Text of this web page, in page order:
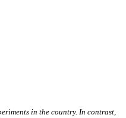
in the country. In contrast,